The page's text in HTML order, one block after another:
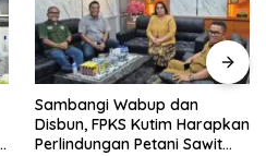
Petani Sawit Kutim Keluhkan
Penurunan Harga TBS dan
Meroketnya Harga Pupuk